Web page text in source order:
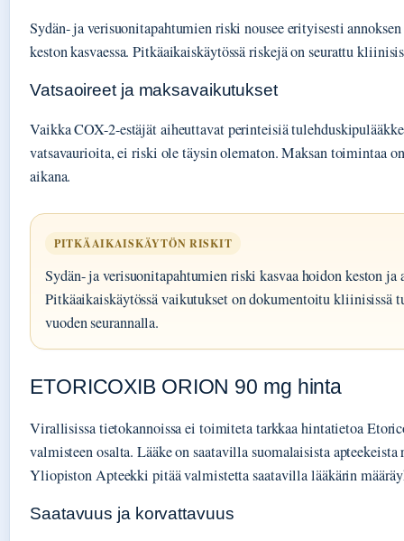
Sydän- ja verisuonitapahtumien riski nousee erityisesti
keston kasvaessa. Pitkäaikaiskäytössä riskejä on seurattu
Vatsaoireet ja maksavaikutukset
Vaikka COX-2-estäjät aiheuttavat perinteisiä
vatsavaurioita, ei riski ole täysin olematon. Maksan toimintaa
aikana.
PITKÄAIKAISKÄYTÖN RISKIT
Sydän- ja verisuonitapahtumien riski kasvaa hoidon keston ja
Pitkäaikaiskäytössä vaikutukset on dokumentoitu kliinisissä
vuoden seurannalla.
ETORICOXIB ORION 90 mg hinta
Virallisissa tietokannoissa ei toimiteta tarkkaa hintatietoa
valmisteen osalta. Lääke on saatavilla suomalaisista
Yliopiston Apteekki pitää valmistetta saatavilla lääkärin
Saatavuus ja korvattavuus